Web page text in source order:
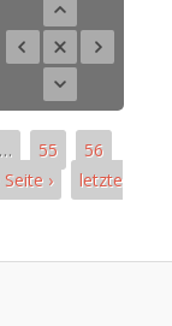
… 55
56
›
letzte